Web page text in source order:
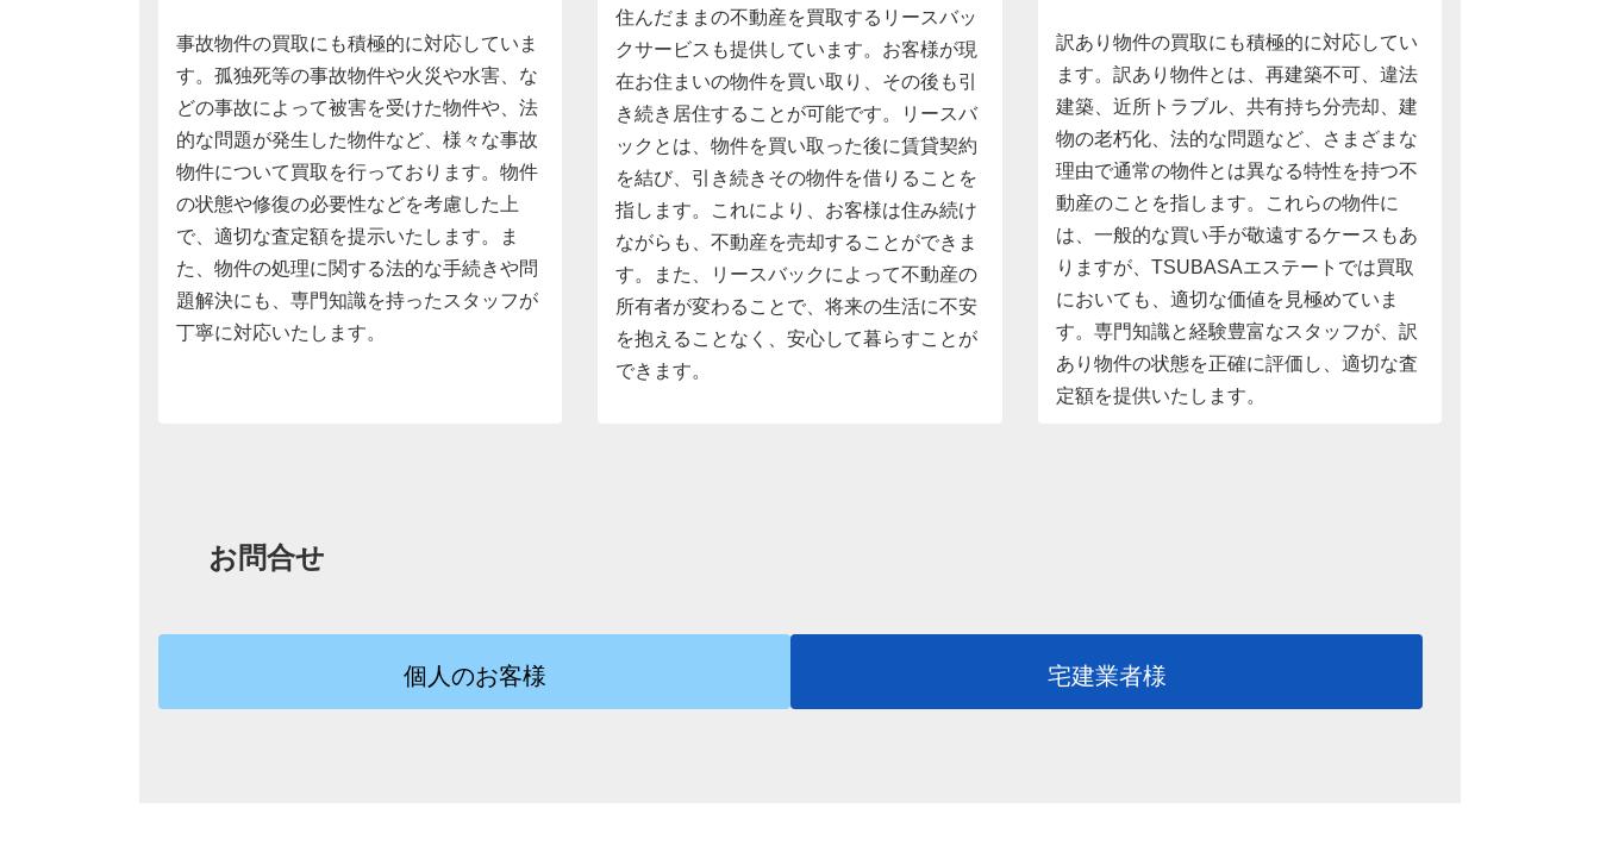
事故物件の買取にも積極的に対応していま
す。孤独死等の事故物件や火災や水害、な
どの事故によって被害を受けた物件や、法
的な問題が発生した物件など、様々な事故
物件について買取を行っております。物件
の状態や修復の必要性などを考慮した上
で、適切な査定額を提示いたします。ま
た、物件の処理に関する法的な手続きや問
題解決にも、専門知識を持ったスタッフが
丁寧に対応いたします。
住んだままの不動産を買取するリースバッ
クサービスも提供しています。お客様が現
在お住まいの物件を買い取り、その後も引
き続き居住することが可能です。リースバ
ックとは、物件を買い取った後に賃貸契約
を結び、引き続きその物件を借りることを
指します。これにより、お客様は住み続け
ながらも、不動産を売却することができま
す。また、リースバックによって不動産の
所有者が変わることで、将来の生活に不安
を抱えることなく、安心して暮らすことが
できます。
訳あり物件の買取にも積極的に対応してい
ます。訳あり物件とは、再建築不可、違法
建築、近所トラブル、共有持ち分売却、建
物の老朽化、法的な問題など、さまざまな
理由で通常の物件とは異なる特性を持つ不
動産のことを指します。これらの物件に
は、一般的な買い手が敬遠するケースもあ
りますが、TSUBASAエステートでは買取
においても、適切な価値を見極めていま
す。専門知識と経験豊富なスタッフが、訳
あり物件の状態を正確に評価し、適切な査
定額を提供いたします。
お問合せ
個人のお客様 宅建業者様